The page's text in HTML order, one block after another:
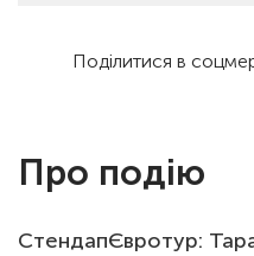
Поділитися в
Про подію
СтендапЄвротур: